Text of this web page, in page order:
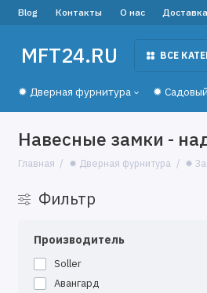
Blog Контакты О нас
MFT24.RU ВСЕ
✹ Дверная фурнитура ✹
Навесные замки -
Главная ✹ Дверная фурнитура ✹
Фильтр
Производитель
Soller
Авангард